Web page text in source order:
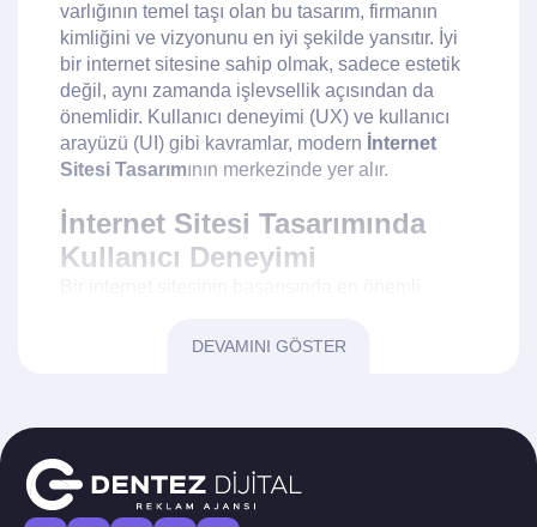
varlığının temel taşı olan bu tasarım, firmanın
kimliğini ve vizyonunu en iyi şekilde yansıtır. İyi
bir internet sitesine sahip olmak, sadece estetik
değil, aynı zamanda işlevsellik açısından da
önemlidir. Kullanıcı deneyimi (UX) ve kullanıcı
arayüzü (UI) gibi kavramlar, modern İnternet
Sitesi Tasarımının merkezinde yer alır.
İnternet Sitesi Tasarımında
Kullanıcı Deneyimi
İnternet Sitesi Tasarımı, ziyaretçilerin siteye
artırır. Bu nedenle, tasarım aşamasında kullanıcı
deneyimi odaklı yaklaşımlar benimsemek, uzun
DEVAMINI GÖSTER